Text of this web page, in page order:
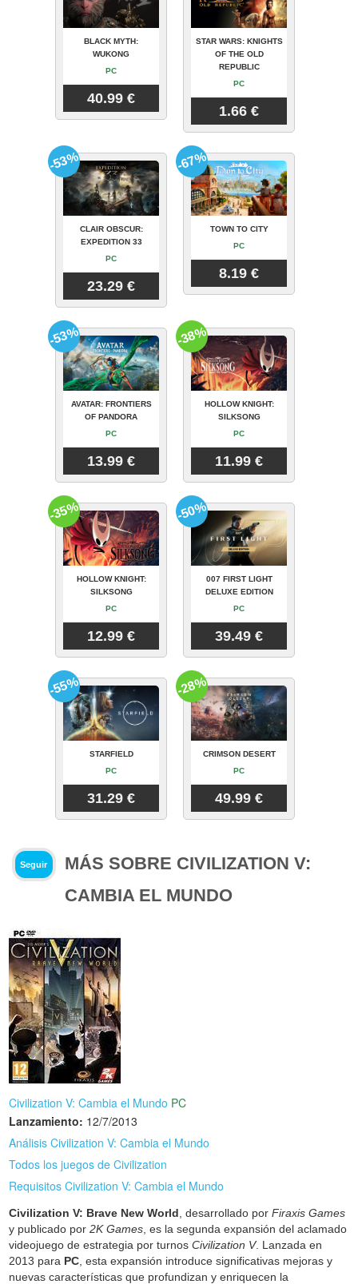
BLACK MYTH:
WUKONG
PC
40.99 €
STAR WARS: KNIGHTS
OF THE OLD
REPUBLIC
PC
1.66 €
CLAIR OBSCUR:
EXPEDITION 33
PC
23.29 €
-53%
TOWN TO CITY
PC
8.19 €
-67%
AVATAR: FRONTIERS
OF PANDORA
PC
13.99 €
-53%
HOLLOW KNIGHT:
SILKSONG
PC
11.99 €
-38%
HOLLOW KNIGHT:
SILKSONG
PC
12.99 €
-35%
007 FIRST LIGHT
DELUXE EDITION
PC
39.49 €
-50%
STARFIELD
PC
31.29 €
-55%
CRIMSON DESERT
PC
49.99 €
-28%
Seguir
MÁS SOBRE CIVILIZATION V:
CAMBIA EL MUNDO
Civilization V: Cambia el Mundo PC
Lanzamiento: 12/7/2013
Análisis Civilization V: Cambia el Mundo
Todos los juegos de Civilization
Requisitos Civilization V: Cambia el Mundo
Civilization V: Brave New World, desarrollado porFiraxis Games
y publicado por2K Games, es la segunda expansión del aclamado
videojuego de estrategia por turnosCivilization V. Lanzada en
2013 para PC, esta expansión introduce significativas mejoras y
nuevas características que profundizan y enriquecen la